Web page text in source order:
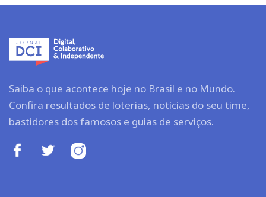
Saiba o que acontece hoje no Brasil e no Mundo.
Confira resultados de loterias, notícias do seu time,
bastidores dos famosos e guias de serviços.